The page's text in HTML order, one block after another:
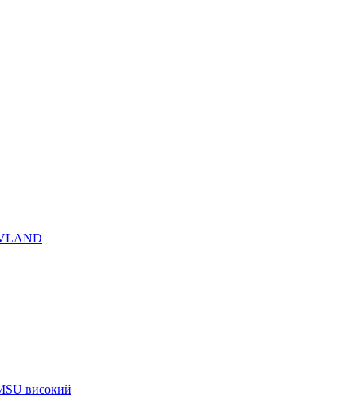
високий